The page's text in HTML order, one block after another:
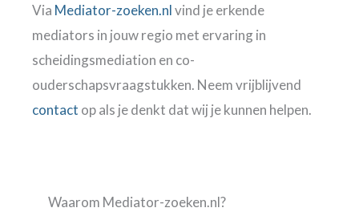
Via Mediator-zoeken.nlvind je erkende
mediators in jouw regio met ervaring in
scheidingsmediation en co-
ouderschapsvraagstukken. Neem vrijblijvend
contact op als je denkt dat wij je kunnen helpen.
Waarom Mediator-zoeken.nl?